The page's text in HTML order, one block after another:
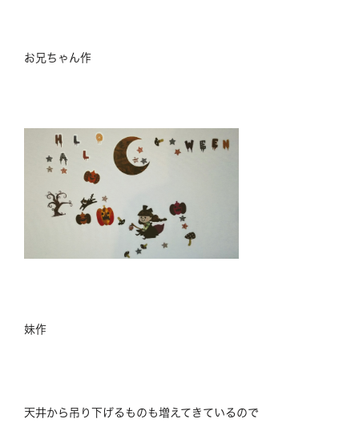
お兄ちゃん作
妹作
天井から吊り下げるものも増えてきているので